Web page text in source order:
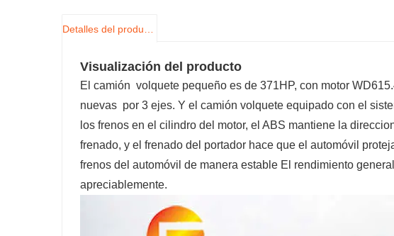
Visualización del producto
El camión volquete pequeño es de 371HP, con motor
nuevas por 3 ejes. Y el camión volquete equipado con el
los frenos en el cilindro del motor, el ABS mantiene la
frenado, y el frenado del portador hace que el automóvil
frenos del automóvil de manera estable El rendimiento
apreciablemente.